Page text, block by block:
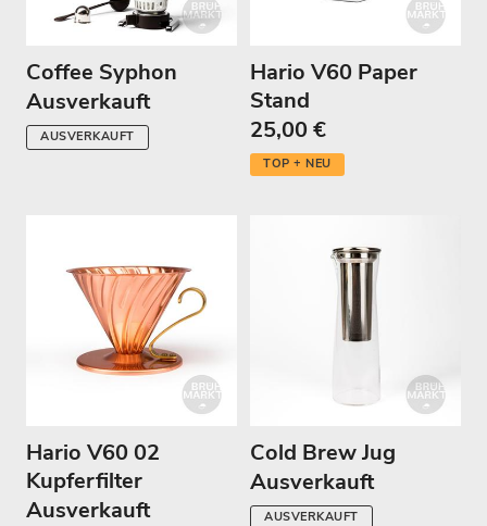
Coffee Syphon
Ausverkauft
AUSVERKAUFT
Hario V60 Paper
Stand
25,00 €
TOP + NEU
Hario V60 02
Kupferfilter
Ausverkauft
Cold Brew Jug
Ausverkauft
AUSVERKAUFT